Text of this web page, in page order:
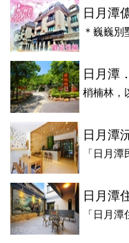
日月潭
＊巍巍別
日月潭
梢楠林，
日月潭
「日月
日月潭
「日月